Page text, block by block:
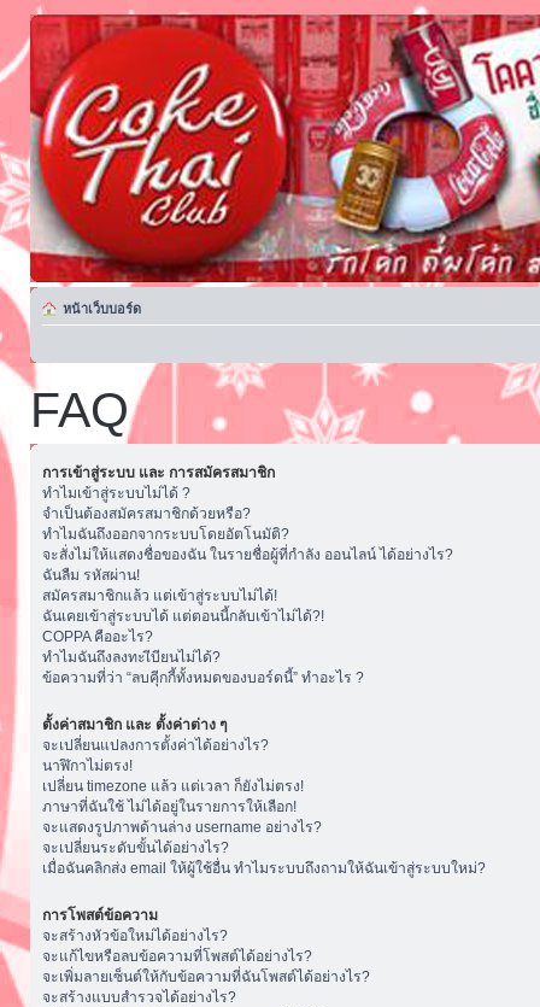
หน้าเว็บบอร์ด
FAQ
การเข้าสู่ระบบ และ การสมัครสมาชิก
ทำไมเข้าสู่ระบบไม่ได้ ?
จำเป็นต้องสมัครสมาชิกด้วยหรือ?
ทำไมฉันถึงออกจากระบบโดยอัตโนมัติ?
จะสั่งไม่ให้แสดงชื่อของฉัน ในรายชื่อผู้ที่กำลัง ออนไลน์ ได้อย่างไร?
ฉันลืม รหัสผ่าน!
สมัครสมาชิกแล้ว แต่เข้าสู่ระบบไม่ได้!
ฉันเคยเข้าสู่ระบบได้ แต่ตอนนี้กลับเข้าไม่ได้?!
COPPA คืออะไร?
ทำไมฉันถึงลงทะเีบียนไม่ได้?
ข้อความที่ว่า “ลบคุีกกี้ทั้งหมดของบอร์ดนี้” ทำอะไร ?
ตั้งค่าสมาชิก และ ตั้งค่าต่าง ๆ
จะเปลี่ยนแปลงการตั้งค่าได้อย่างไร?
นาฬิกาไม่ตรง!
เปลี่ยน timezone แล้ว แต่เวลา ก็ยังไม่ตรง!
ภาษาที่ฉันใช้ ไม่ได้อยู่ในรายการให้เลือก!
จะแสดงรูปภาพด้านล่าง username อย่างไร?
จะเปลี่ยนระดับขั้นได้อย่างไร?
เมื่อฉันคลิกส่ง email ให้ผู้ใช้อื่น ทำไมระบบถึงถามให้ฉันเข้าสู่ระบบใหม่?
การโพสต์ข้อความ
จะสร้างหัวข้อใหม่ได้อย่างไร?
จะแก้ไขหรือลบข้อความที่โพสต์ได้อย่างไร?
จะเพิ่มลายเซ็นต์ให้กับข้อความที่ฉันโพสต์ได้อย่างไร?
จะสร้างแบบสำรวจได้อย่างไร?